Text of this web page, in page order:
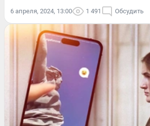
6 апреля, 2024, 13:00 1 491 Обсудить